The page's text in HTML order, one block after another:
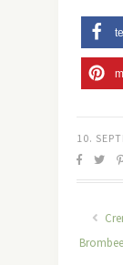
10.